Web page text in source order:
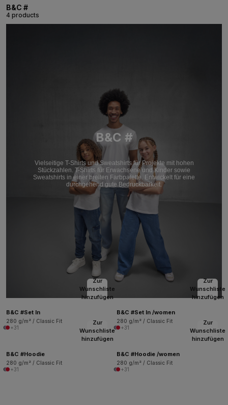
B&C #
4 products
B&C #
Vielseitige T-Shirts und Sweatshirts für Projekte mit hohen
Stückzahlen. T-Shirts für Erwachsene und Kinder sowie
Sweatshirts in einer breiten Farbpalette. Entwickelt für eine
durchgehend gute Bedruckbarkeit.
Zur
Wunschliste
hinzufügen
B&C #Set In
280 g/m² / Classic Fit
+31
Zur
Wunschliste
hinzufügen
B&C #Set In /women
280 g/m² / Classic Fit
+31
Zur
Wunschliste
hinzufügen
B&C #Hoodie
280 g/m² / Classic Fit
+31
Zur
Wunschliste
hinzufügen
B&C #Hoodie /women
280 g/m² / Classic Fit
+31